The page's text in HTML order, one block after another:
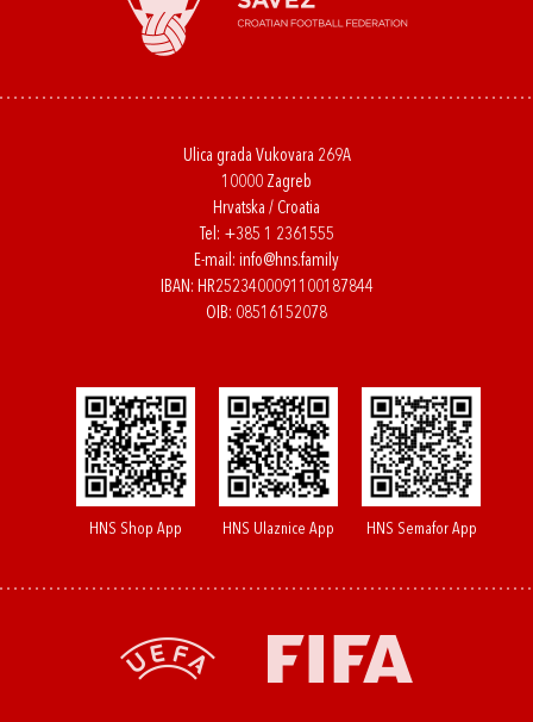
Ulica grada Vukovara 269A
10000 Zagreb
Hrvatska / Croatia
Tel: +385 1 2361555
E-mail: info@hns.family
IBAN: HR2523400091100187844
OIB: 08516152078
HNS Shop App HNS Ulaznice App HNS Semafor App